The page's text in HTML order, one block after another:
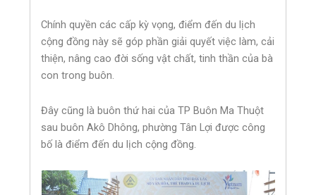
Chính quyền các cấp kỳ vọng, điểm đến du lịch
cộng đồng này sẽ góp phần giải quyết việc làm, cải
thiện, nâng cao đời sống vật chất, tinh thần của bà
con trong buôn.
Đây cũng là buôn thứ hai của TP Buôn Ma Thuột
sau buôn Akô Dhông, phường Tân Lợi được công
bố là điểm đến du lịch cộng đồng.